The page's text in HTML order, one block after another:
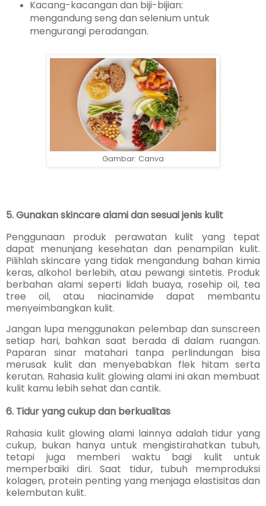
Kacang-kacangan dan biji-bijian:
mengandung seng dan selenium untuk
mengurangi peradangan.
Gambar: Canva
5. Gunakan skincare alami dan sesuai jenis kulit
Penggunaan produk perawatan kulit yang tepat
dapat menunjang kesehatan dan penampilan kulit.
Pilihlah skincare yang tidak mengandung bahan kimia
keras, alkohol berlebih, atau pewangi sintetis. Produk
berbahan alami seperti lidah buaya, rosehip oil, tea
tree oil, atau niacinamide dapat membantu
menyeimbangkan kulit.
Jangan lupa menggunakan pelembap dan sunscreen
setiap hari, bahkan saat berada di dalam ruangan.
Paparan sinar matahari tanpa perlindungan bisa
merusak kulit dan menyebabkan flek hitam serta
kerutan. Rahasia kulit glowing alami ini akan membuat
kulit kamu lebih sehat dan cantik.
6. Tidur yang cukup dan berkualitas
Rahasia kulit glowing alami lainnya adalah tidur yang
cukup, bukan hanya untuk mengistirahatkan tubuh,
tetapi juga memberi waktu bagi kulit untuk
memperbaiki diri. Saat tidur, tubuh memproduksi
kolagen, protein penting yang menjaga elastisitas dan
kelembutan kulit.